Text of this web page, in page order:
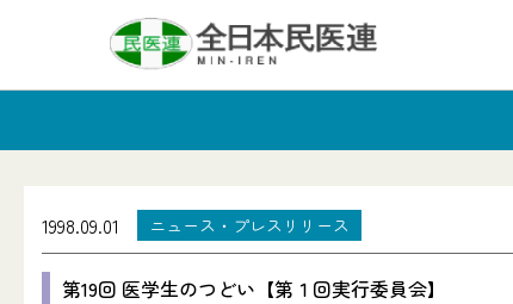
1998.09.01 ニュース・プレスリリース
第19回 医学生のつどい【第１回実行委員会】